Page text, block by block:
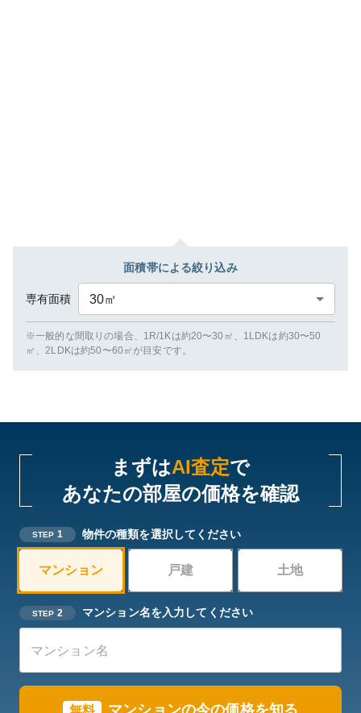
面積帯による絞り込み
専有面積 30㎡
※一般的な間取りの場合、1R/1Kは約20〜30㎡、1LDKは約30〜50
㎡、2LDKは約50〜60㎡が目安です。
まずはAI査定で
あなたの部屋の価格を確認
STEP 1 物件の種類を選択してください
マンション 戸建 土地
STEP 2 マンション名を入力してください
無料 マンションの今の価格を知る